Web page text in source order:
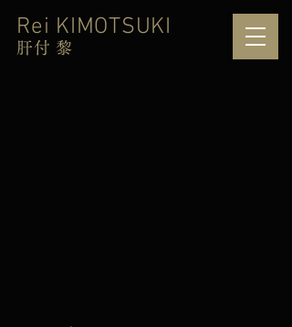
Rei KIMOTSUKI
肝付 黎